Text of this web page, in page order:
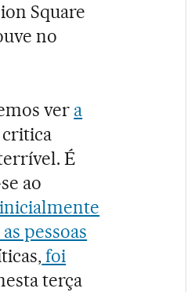
Square
no
ver a
critica
É
ao
inicialmente
pessoas
foi
terça